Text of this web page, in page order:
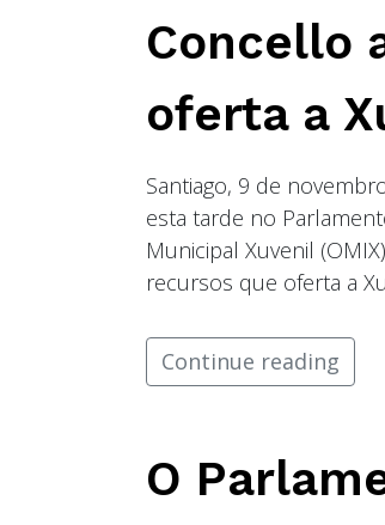
Concello
oferta a
Santiago, 9 de
esta tarde no
Municipal Xuvenil
recursos que oferta a
Continue reading
O